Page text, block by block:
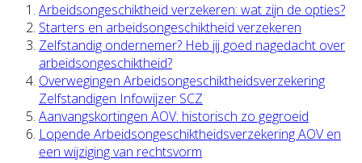
Arbeidsongeschiktheid verzekeren: wat zijn de opties?
Starters en arbeidsongeschiktheid verzekeren
Zelfstandig ondernemer? Heb jij goed nagedacht over
arbeidsongeschiktheid?
Overwegingen Arbeidsongeschiktheidsverzekering
Zelfstandigen Infowijzer SCZ
Aanvangskortingen AOV: historisch zo gegroeid
Lopende Arbeidsongeschiktheidsverzekering AOV en
een wijziging van rechtsvorm